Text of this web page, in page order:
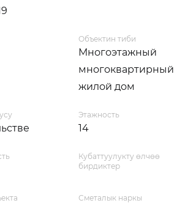
Объектин тиби
Многоэтажный
многоквартирный
жилой дом
Этажность
14
Кубаттуулукту өлчөө
бирдиктер
Сметалык наркы